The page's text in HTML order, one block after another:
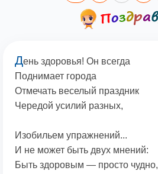
День здоровья! Он всегда
Поднимает города
Отмечать веселый праздник
Чередой усилий разных,
Изобильем упражнений...
И не может быть двух мнений:
Быть здоровым — просто чудно,